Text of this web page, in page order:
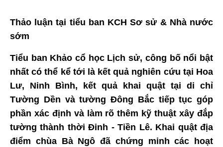
Thảo luận tại tiểu ban KCH Sơ sử & Nhà nước
sớm
Tiểu ban Khảo cổ học Lịch sử, công bố nổi bật
nhất có thể kể tới là kết quả nghiên cứu tại Hoa
Lư, Ninh Bình, kết quả khai quật tại di chỉ
Tường Dền và tường Đông Bắc tiếp tục góp
phần xác định và làm rõ thêm kỹ thuật xây đắp
tường thành thời Đinh - Tiền Lê. Khai quật địa
điểm chùa Bà Ngô đã chứng minh các hoạt